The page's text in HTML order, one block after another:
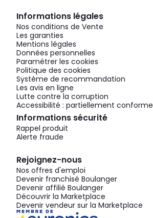
Informations légales
Nos conditions de Vente
Les garanties
Mentions légales
Données personnelles
Paramétrer les cookies
Politique des cookies
Système de recommandation
Les avis en ligne
Lutte contre la corruption
Accessibilité : partiellement conforme
Informations sécurité
Rappel produit
Alerte fraude
Rejoignez-nous
Nos offres d'emploi
Devenir franchisé Boulanger
Devenir affilié Boulanger
Découvrir la Marketplace
Devenir vendeur sur la Marketplace